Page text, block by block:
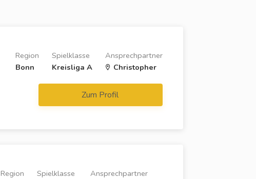
Ansprechpartner
Christopher
Spielklasse
Kreisliga A
Region
Bonn
Zum Profil
Ansprechpartner
Spielklasse
Region